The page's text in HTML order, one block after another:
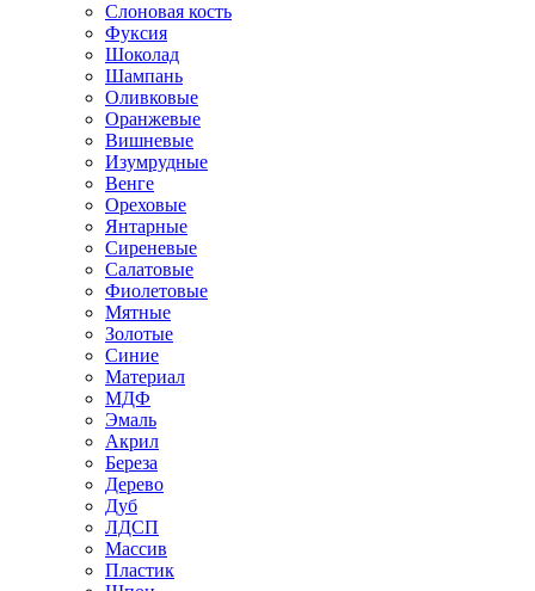
Слоновая кость
Фуксия
Шоколад
Шампань
Оливковые
Оранжевые
Вишневые
Изумрудные
Венге
Ореховые
Янтарные
Сиреневые
Салатовые
Фиолетовые
Мятные
Золотые
Синие
Материал
МДФ
Эмаль
Акрил
Береза
Дерево
Дуб
ЛДСП
Массив
Пластик